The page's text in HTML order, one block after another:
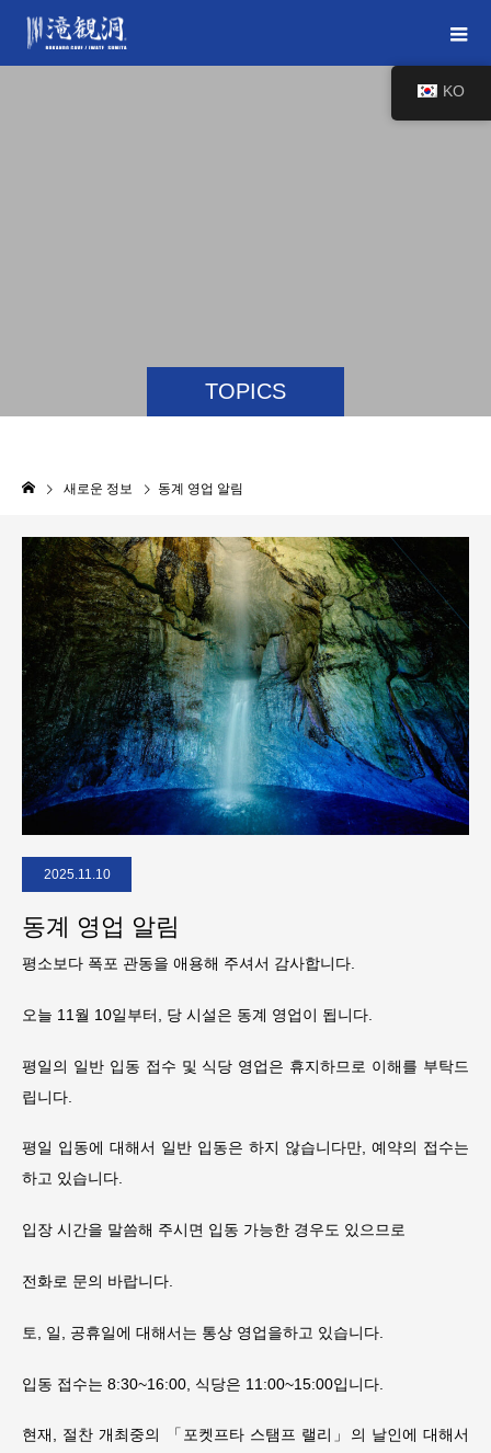
TOPICS
새로운 정보 동계 영업 알림
2025.11.10
동계 영업 알림
평소보다 폭포 관동을 애용해 주셔서 감사합니다.
오늘 11월 10일부터, 당 시설은 동계 영업이 됩니다.
평일의 일반 입동 접수 및 식당 영업은 휴지하므로 이해를 부탁드
립니다.
평일 입동에 대해서 일반 입동은 하지 않습니다만, 예약의 접수는
하고 있습니다.
입장 시간을 말씀해 주시면 입동 가능한 경우도 있으므로
전화로 문의 바랍니다.
토, 일, 공휴일에 대해서는 통상 영업을하고 있습니다.
입동 접수는 8:30~16:00, 식당은 11:00~15:00입니다.
현재, 절찬 개최중의 「포켓프타 스탬프 랠리」의 날인에 대해서
KO